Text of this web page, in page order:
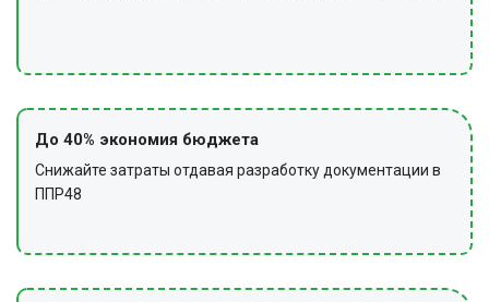
До 40% экономия бюджета
Снижайте затраты отдавая разработку документации в
ППР48